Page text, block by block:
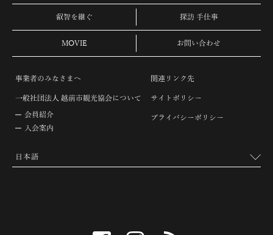
叡智を継ぐ 探訪 手仕事
MOVIE お問い合わせ
事業者のみなさまへ
一般社団法人 越前市観光協会について
会員紹介
入会案内
関連リンク先
サイトポリシー
プライバシーポリシー